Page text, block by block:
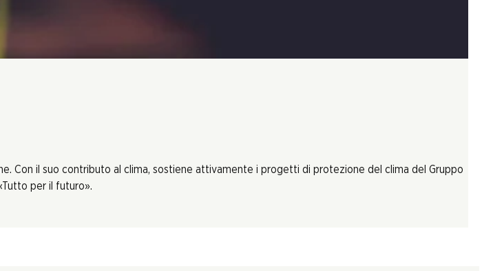
Con il suo contributo al clima, sostiene attivamente i progetti di protezione del clima del Gruppo
per il futuro».